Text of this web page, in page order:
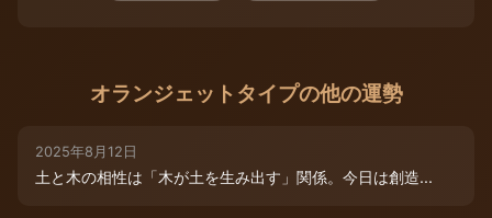
オランジェットタイプの他の運勢
2025年8月12日
土と木の相性は「木が土を生み出す」関係。今日は創造...